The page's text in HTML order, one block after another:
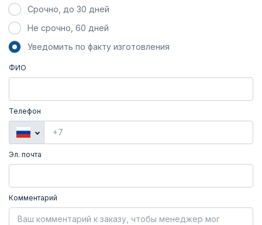
Срочно, до 30 дней
Не срочно, 60 дней
Уведомить по факту изготовления
ФИО
Телефон
Эл. почта
Комментарий